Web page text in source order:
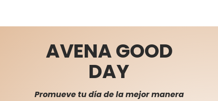
AVENA GOOD
DAY
Promueve tu día de la mejor manera